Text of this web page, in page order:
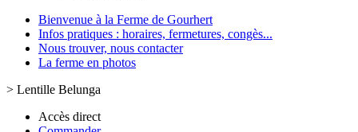
Bienvenue à la Ferme de Gourhert
Infos pratiques : horaires, fermetures, congès...
Nous trouver, nous contacter
La ferme en photos
> Lentille Belunga
Accès direct